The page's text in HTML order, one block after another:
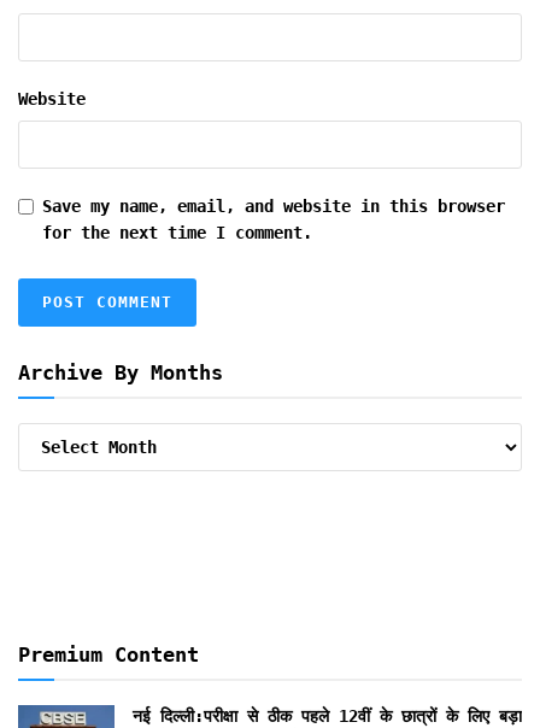
Website
Save my name, email, and website in this browser
for the next time I comment.
Archive By Months
Archive
Premium Content
नई दिल्ली:परीक्षा से ठीक पहले 12वीं के छात्रों के लिए बड़ा